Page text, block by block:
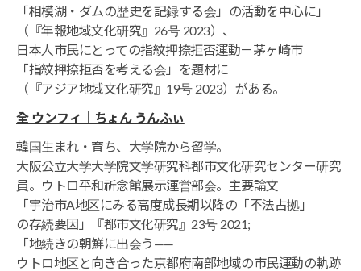
「相模湖・ダムの歴史を記録する会」の活動を中心に」
（『年報地域文化研究』26号 2023）、
日本人市民にとっての指紋押捺拒否運動－茅ヶ崎市
「指紋押捺拒否を考える会」を題材に
（『アジア地域文化研究』19号 2023）がある。
全 ウンフィ｜ちょん うんふぃ
韓国生まれ・育ち、大学院から留学。
大阪公立大学大学院文学研究科都市文化研究センター研究
員。ウトロ平和祈念館展示運営部会。主要論文
「宇治市A地区にみる高度成長期以降の「不法占拠」
の存続要因」『都市文化研究』23号 2021;
「地続きの朝鮮に出会う――
ウトロ地区と向き合った京都府南部地域の市民運動の軌跡